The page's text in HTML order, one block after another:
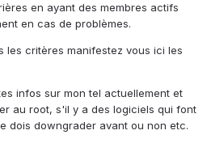
en ayant des membres actifs
en cas de problèmes.
les critères manifestez vous ici les
infos sur mon tel actuellement et
au root, s'il y a des logiciels qui font
dois downgrader avant ou non etc.